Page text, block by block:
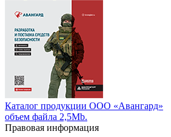
Каталог продукции ООО «Авангард»
объем файла 2,5Mb.
Правовая информация